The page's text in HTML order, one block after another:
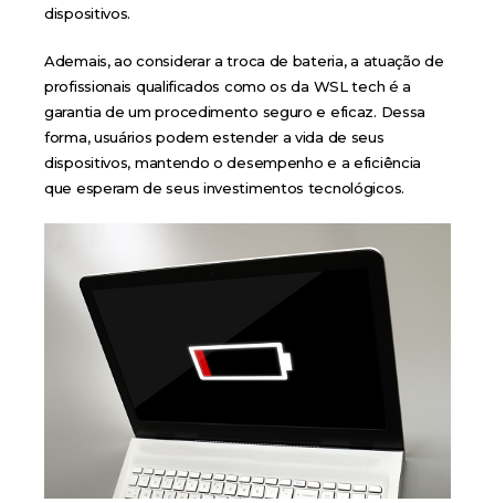
dispositivos.
Ademais, ao considerar a troca de bateria, a atuação de
profissionais qualificados como os da WSL tech é a
garantia de um procedimento seguro e eficaz. Dessa
forma, usuários podem estender a vida de seus
dispositivos, mantendo o desempenho e a eficiência
que esperam de seus investimentos tecnológicos.